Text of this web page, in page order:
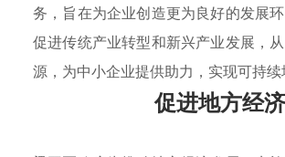
务，旨在为企业创造更为良好的发展
促进传统产业转型和新兴产业发展，
源，为中小企业提供助力，实现可持续
促进地方经